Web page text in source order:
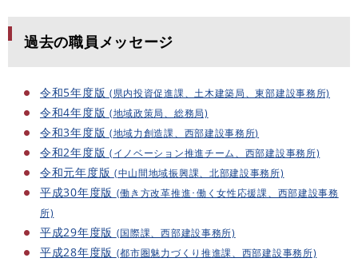
過去の職員メッセージ
令和5年度版 (県内投資促進課、土木建築局、東部建設事務所)
令和4年度版 (地域政策局、総務局)
令和3年度版 (地域力創造課、西部建設事務所)
令和2年度版 (イノベーション推進チーム、西部建設事務所)
令和元年度版 (中山間地域振興課、北部建設事務所)
平成30年度版 (働き方改革推進･働く女性応援課、西部建設事務
所)
平成29年度版 (国際課、西部建設事務所)
平成28年度版 (都市圏魅力づくり推進課、西部建設事務所)